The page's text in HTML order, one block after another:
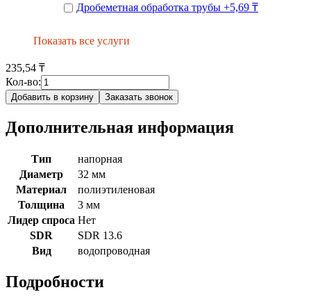
Дробеметная обработка трубы +5,69 ₸
Показать все услуги
235,54 ₸
Кол-во:
Добавить в корзину Заказать звонок
Дополнительная информация
Тип
напорная
Диаметр
32 мм
Материал
полиэтиленовая
Толщина
3 мм
Лидер спроса Нет
SDR
SDR 13.6
Вид
водопроводная
Подробности